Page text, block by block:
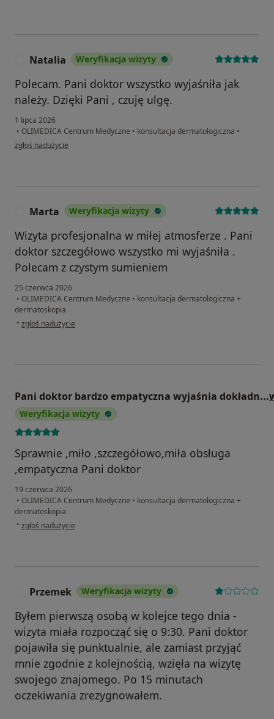
Natalia Weryfikacja wizyty
Polecam. Pani doktor wszystko wyjaśniła jak
należy. Dzięki Pani , czuję ulgę.
1 lipca 2026
• OLIMEDICA Centrum Medyczne • konsultacja dermatologiczna •
w opinii użytkownika Natalia
zgłoś nadużycie
Marta Weryfikacja wizyty
Wizyta profesjonalna w miłej atmosferze . Pani
doktor szczegółowo wszystko mi wyjaśniła .
Polecam z czystym sumieniem
25 czerwca 2026
• OLIMEDICA Centrum Medyczne • konsultacja dermatologiczna +
dermatoskopia
• w opinii użytkownika Marta
zgłoś nadużycie
Pani doktor bardzo empatyczna wyjaśnia dokładn...
Weryfikacja wizyty
Sprawnie ,miło ,szczegółowo,miła obsługa
,empatyczna Pani doktor
19 czerwca 2026
• OLIMEDICA Centrum Medyczne • konsultacja dermatologiczna +
dermatoskopia
• w opinii użytkownika Pani doktor bardzo empatyczna wyjaśnia dokładnie
zgłoś nadużycie
Przemek Weryfikacja wizyty
Byłem pierwszą osobą w kolejce tego dnia -
wizyta miała rozpocząć się o 9:30. Pani doktor
pojawiła się punktualnie, ale zamiast przyjąć
mnie zgodnie z kolejnością, wzięła na wizytę
swojego znajomego. Po 15 minutach
oczekiwania zrezygnowałem.